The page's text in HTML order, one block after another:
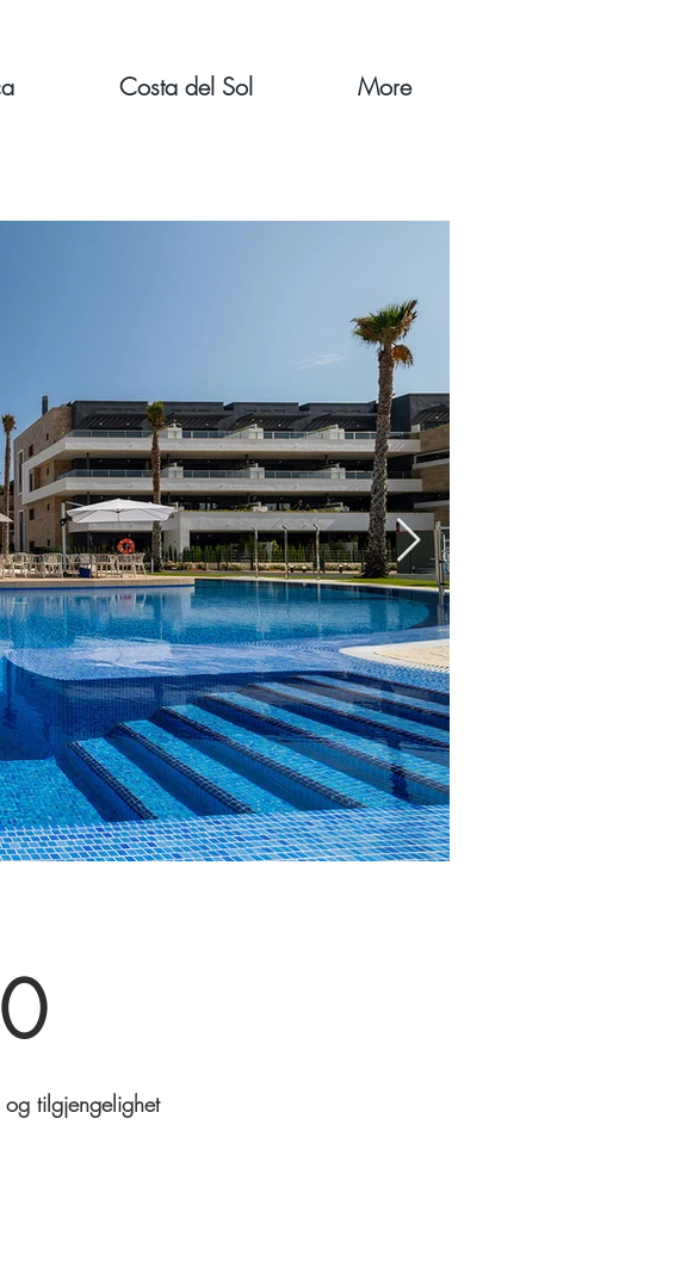
Costa del Sol More
og tilgjengelighet